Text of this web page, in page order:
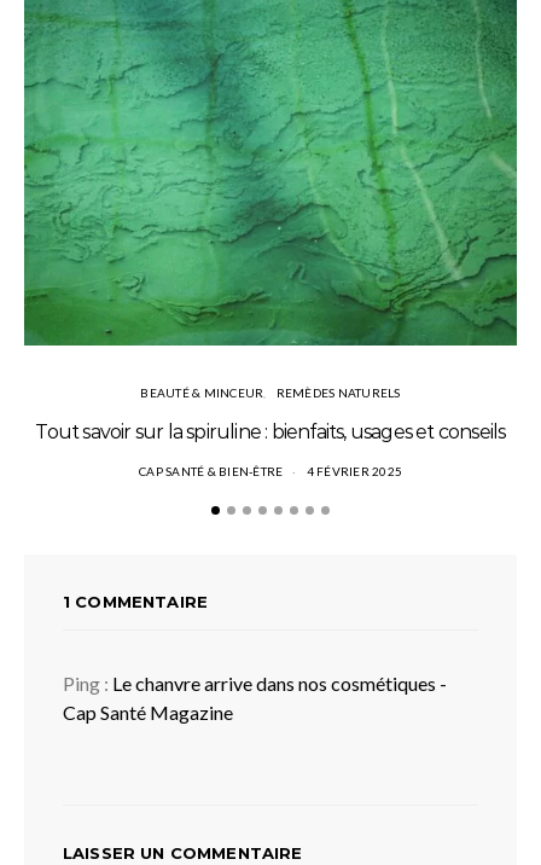
BEAUTÉ & MINCEUR REMÈDES NATURELS
Tout savoir sur la spiruline : bienfaits, usages et conseils
CAP SANTÉ & BIEN-ÊTRE 4 FÉVRIER 2025
1 COMMENTAIRE
Ping : Le chanvre arrive dans nos cosmétiques -
Cap Santé Magazine
LAISSER UN COMMENTAIRE